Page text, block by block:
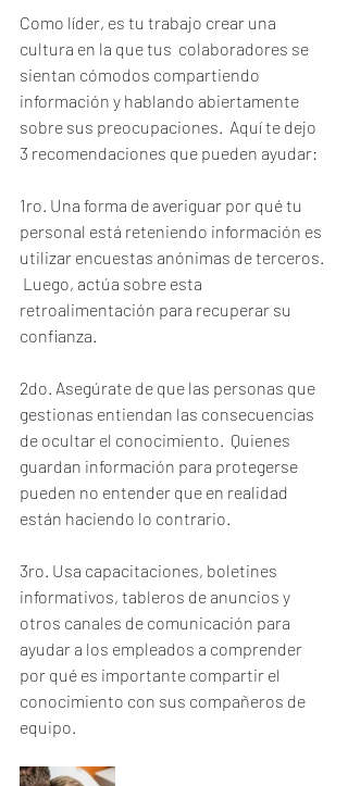
Como líder, es tu trabajo crear una
cultura en la que tus  colaboradores se
sientan cómodos compartiendo
información y hablando abiertamente
sobre sus preocupaciones.  Aquí te dejo
3 recomendaciones que pueden ayudar:
1ro. Una forma de averiguar por qué tu
personal está reteniendo información es
utilizar encuestas anónimas de terceros.
Luego, actúa sobre esta
retroalimentación para recuperar su
confianza.
2do. Asegúrate de que las personas que
gestionas entiendan las consecuencias
de ocultar el conocimiento.  Quienes
guardan información para protegerse
pueden no entender que en realidad
están haciendo lo contrario.
3ro. Usa capacitaciones, boletines
informativos, tableros de anuncios y
otros canales de comunicación para
ayudar a los empleados a comprender
por qué es importante compartir el
conocimiento con sus compañeros de
equipo.